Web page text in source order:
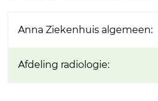
Anna Ziekenhuis algemeen:
Afdeling radiologie: